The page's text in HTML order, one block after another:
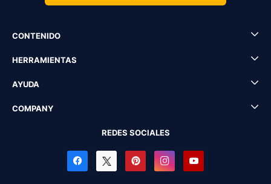
CONTENIDO
HERRAMIENTAS
AYUDA
COMPANY
REDES SOCIALES